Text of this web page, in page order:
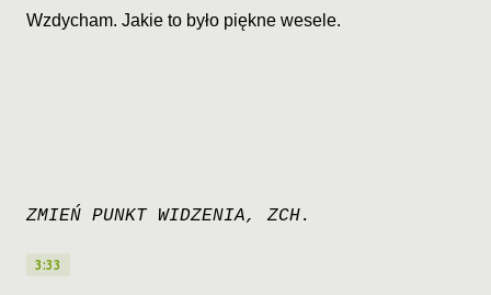
Wzdycham. Jakie to było piękne wesele.
ZMIEŃ PUNKT WIDZENIA, ZCH.
3:33